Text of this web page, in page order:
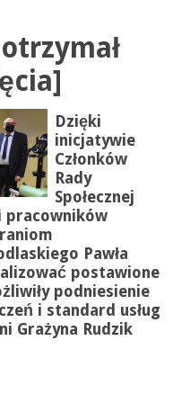
Dzięki
inicjatywie
Członków
Rady
Społecznej
pracowników
Pawła
postawione
podniesienie
i standard usług
Grażyna Rudzik